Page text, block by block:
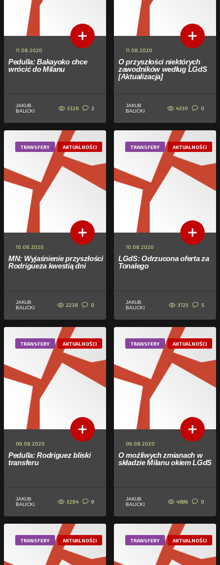
11.08.2020
Pedulla: Bakayoko chce
wrócić do Milanu
JAKUB
BALICKI
3326 2
11.08.2020
O przyszłości niektórych
zawodników według LGdS
[Aktualizacja]
JAKUB
BALICKI
4330 0
TRANSFERY AKTUALNOŚCI
10.08.2020
MN: Wyjaśnienie przyszłości
Rodrigueza kwestią dni
JAKUB
BALICKI
2238 0
TRANSFERY AKTUALNOŚCI
10.08.2020
LGdS: Odrzucona oferta za
Tonalego
JAKUB
BALICKI
3725 5
TRANSFERY AKTUALNOŚCI
09.08.2020
Pedulla: Rodriguez bliski
transferu
JAKUB
BALICKI
3284 9
TRANSFERY AKTUALNOŚCI
09.08.2020
O możliwych zmianach w
składzie Milanu okiem LGdS
JAKUB
BALICKI
4699 0
TRANSFERY AKTUALNOŚCI TRANSFERY AKTUALNOŚCI